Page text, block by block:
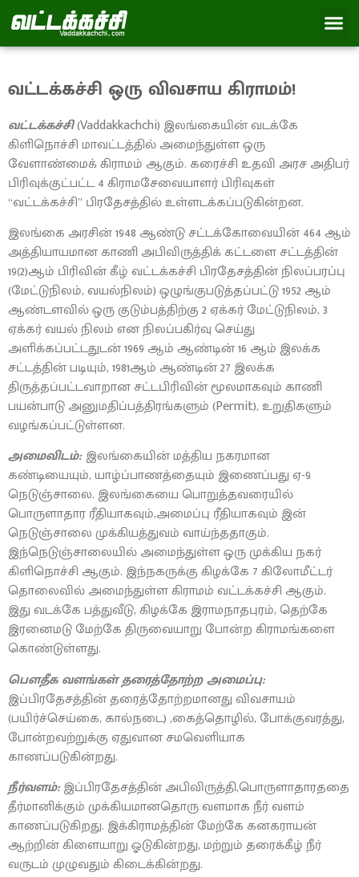
வட்டக்கச்சி ஒரு விவசாய கிராமம்!
வட்டக்கச்சி(Vaddakkachchi) இலங்கையின் வடக்கே
கிளிநொச்சி மாவட்டத்தில் அமைந்துள்ள ஒரு
வேளாண்மைக் கிராமம் ஆகும். கரைச்சி உதவி அரச அதிபர்
பிரிவுக்குட்பட்ட 4 கிராமசேவையாளர் பிரிவுகள்
“வட்டக்கச்சி” பிரதேசத்தில் உள்ளடக்கப்படுகின்றன.
இலங்கை அரசின் 1948 ஆண்டு சட்டக்கோவையின் 464 ஆம்
அத்தியாயமான காணி அபிவிருத்திக் கட்டளை சட்டத்தின்
19(2)ஆம் பிரிவின் கீழ் வட்டக்கச்சி பிரதேசத்தின் நிலப்பரப்பு
(மேட்டுநிலம், வயல்நிலம்) ஒழுங்குபடுத்தப்பட்டு 1952 ஆம்
ஆண்டளவில் ஒரு குடும்பத்திற்கு 2 ஏக்கர் மேட்டுநிலம், 3
ஏக்கர் வயல் நிலம் என நிலப்பகிர்வு செய்து
அளிக்கப்பட்டதுடன் 1969 ஆம் ஆண்டின் 16 ஆம் இலக்க
சட்டத்தின் படியும், 1981ஆம் ஆண்டின் 27 இலக்க
திருத்தப்பட்டவாறான சட்டபிரிவின் மூலமாகவும் காணி
பயன்பாடு அனுமதிப்பத்திரங்களும் (Permit), உறுதிகளும்
வழங்கப்பட்டுள்ளன.
அமைவிடம்:இலங்கையின் மத்திய நகரமான
கண்டியையும், யாழ்ப்பாணத்தையும் இணைப்பது ஏ-9
நெடுஞ்சாலை. இலங்கையை பொறுத்தவரையில்
பொருளாதார ரீதியாகவும்,அமைப்பு ரீதியாகவும் இன்
நெடுஞ்சாலை முக்கியத்துவம் வாய்ந்ததாகும்.
இந்நெடுஞ்சாலையில் அமைந்துள்ள ஒரு முக்கிய நகர்
கிளிநொச்சி ஆகும். இந்நகருக்கு கிழக்கே 7 கிலோமீட்டர்
தொலைவில் அமைந்துள்ள கிராமம் வட்டக்கச்சி ஆகும்.
இது வடக்கே பத்துவீடு, கிழக்கே இராமநாதபுரம், தெற்கே
இரனைமடு மேற்கே திருவையாறு போன்ற கிராமங்களை
கொண்டுள்ளது.
பௌதீக வளங்கள் தரைத்தோற்ற அமைப்பு:
இப்பிரதேசத்தின் தரைத்தோற்றமானது விவசாயம்
(பயிர்ச்செய்கை, கால்நடை) ,கைத்தொழில், போக்குவரத்து,
போன்றவற்றுக்கு ஏதுவான சமவெளியாக
காணப்படுகின்றது.
நீர்வளம்:இப்பிரதேசத்தின் அபிவிருத்தி,பொருளாதாரததை
தீர்மானிக்கும் முக்கியமானதொரு வளமாக நீர் வளம்
காணப்படுகிறது. இக்கிராமத்தின் மேற்கே கனகராயன்
ஆற்றின் கிளையாறு ஓடுகின்றது, மற்றும் தரைக்கீழ் நீர்
வருடம் முழுவதும் கிடைக்கின்றது.